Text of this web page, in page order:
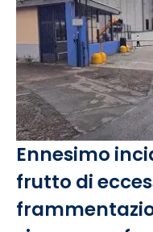
Ennesimo
frutto di